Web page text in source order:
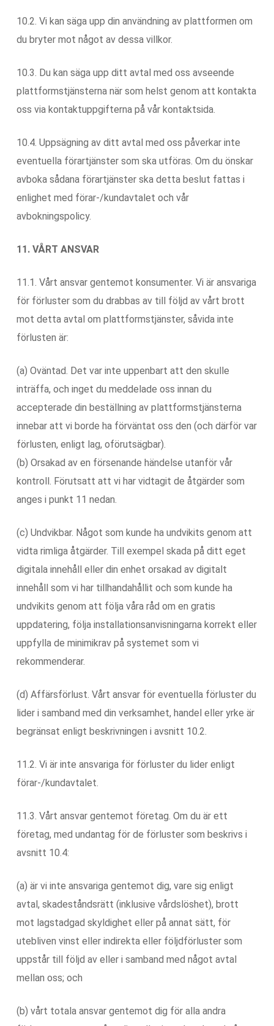
10.2. Vi kan säga upp din användning av plattformen om
du bryter mot något av dessa villkor.
10.3. Du kan säga upp ditt avtal med oss avseende
plattformstjänsterna när som helst genom att kontakta
oss via kontaktuppgifterna på vår kontaktsida.
10.4. Uppsägning av ditt avtal med oss påverkar inte
eventuella förartjänster som ska utföras. Om du önskar
avboka sådana förartjänster ska detta beslut fattas i
enlighet med förar-/kundavtalet och vår
avbokningspolicy.
11. VÅRT ANSVAR
11.1. Vårt ansvar gentemot konsumenter. Vi är ansvariga
för förluster som du drabbas av till följd av vårt brott
mot detta avtal om plattformstjänster, såvida inte
förlusten är:
(a) Oväntad. Det var inte uppenbart att den skulle
inträffa, och inget du meddelade oss innan du
accepterade din beställning av plattformstjänsterna
innebar att vi borde ha förväntat oss den (och därför var
förlusten, enligt lag, oförutsägbar).
(b) Orsakad av en försenande händelse utanför vår
kontroll. Förutsatt att vi har vidtagit de åtgärder som
anges i punkt 11 nedan.
(c) Undvikbar. Något som kunde ha undvikits genom att
vidta rimliga åtgärder. Till exempel skada på ditt eget
digitala innehåll eller din enhet orsakad av digitalt
innehåll som vi har tillhandahållit och som kunde ha
undvikits genom att följa våra råd om en gratis
uppdatering, följa installationsanvisningarna korrekt eller
uppfylla de minimikrav på systemet som vi
rekommenderar.
(d) Affärsförlust. Vårt ansvar för eventuella förluster du
lider i samband med din verksamhet, handel eller yrke är
begränsat enligt beskrivningen i avsnitt 10.2.
11.2. Vi är inte ansvariga för förluster du lider enligt
förar-/kundavtalet.
11.3. Vårt ansvar gentemot företag. Om du är ett
företag, med undantag för de förluster som beskrivs i
avsnitt 10.4:
(a) är vi inte ansvariga gentemot dig, vare sig enligt
avtal, skadeståndsrätt (inklusive vårdslöshet), brott
mot lagstadgad skyldighet eller på annat sätt, för
utebliven vinst eller indirekta eller följdförluster som
uppstår till följd av eller i samband med något avtal
mellan oss; och
(b) vårt totala ansvar gentemot dig för alla andra